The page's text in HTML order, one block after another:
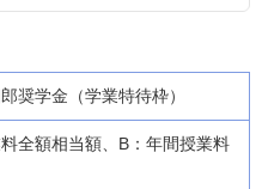
奨学金（学業特待枠）
全額相当額、B：年間授業料